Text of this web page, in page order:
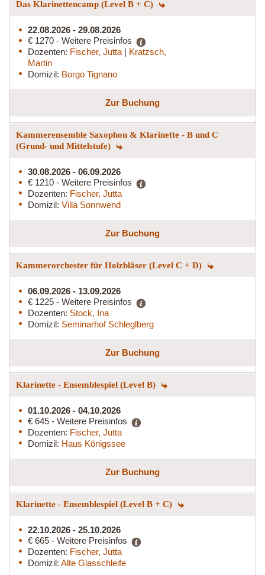
Das Klarinettencamp (Level B + C)
22.08.2026 - 29.08.2026
€ 1270 - Weitere Preisinfos
Dozenten: Fischer, Jutta | Kratzsch,
Martin
Domizil: Borgo Tignano
Zur Buchung
Kammerensemble Saxophon & Klarinette - B und C
(Grund- und Mittelstufe)
30.08.2026 - 06.09.2026
€ 1210 - Weitere Preisinfos
Dozenten: Fischer, Jutta
Domizil: Villa Sonnwend
Zur Buchung
Kammerorchester für Holzbläser (Level C + D)
06.09.2026 - 13.09.2026
€ 1225 - Weitere Preisinfos
Dozenten: Stock, Ina
Domizil: Seminarhof Schleglberg
Zur Buchung
Klarinette - Ensemblespiel (Level B)
01.10.2026 - 04.10.2026
€ 645 - Weitere Preisinfos
Dozenten: Fischer, Jutta
Domizil: Haus Königssee
Zur Buchung
Klarinette - Ensemblespiel (Level B + C)
22.10.2026 - 25.10.2026
€ 665 - Weitere Preisinfos
Dozenten: Fischer, Jutta
Domizil: Alte Glasschleife